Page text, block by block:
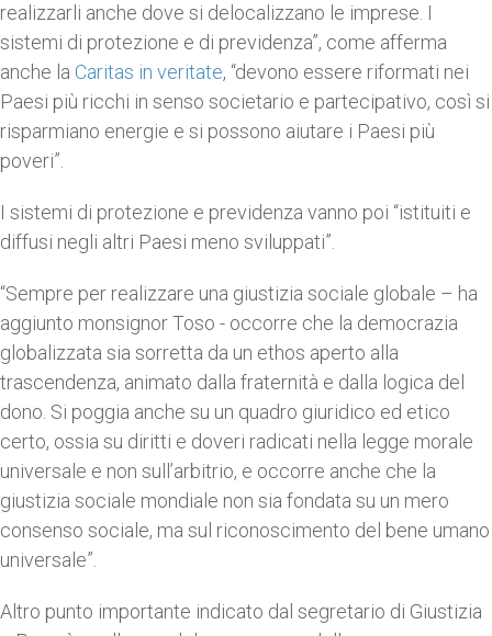
realizzarli anche dove si delocalizzano le imprese. I
sistemi di protezione e di previdenza”, come afferma
anche la Caritas in veritate, “devono essere riformati nei
Paesi più ricchi in senso societario e partecipativo, così si
risparmiano energie e si possono aiutare i Paesi più
poveri”.
I sistemi di protezione e previdenza vanno poi “istituiti e
diffusi negli altri Paesi meno sviluppati”.
“Sempre per realizzare una giustizia sociale globale – ha
aggiunto monsignor Toso - occorre che la democrazia
globalizzata sia sorretta da un ethos aperto alla
trascendenza, animato dalla fraternità e dalla logica del
dono. Si poggia anche su un quadro giuridico ed etico
certo, ossia su diritti e doveri radicati nella legge morale
universale e non sull’arbitrio, e occorre anche che la
giustizia sociale mondiale non sia fondata su un mero
consenso sociale, ma sul riconoscimento del bene umano
universale”.
Altro punto importante indicato dal segretario di Giustizia